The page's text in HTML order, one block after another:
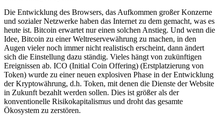
Die Entwicklung des Browsers, das Aufkommen großer Konzerne
und sozialer Netzwerke haben das Internet zu dem gemacht, was es
heute ist. Bitcoin erwartet nur einen solchen Anstieg. Und wenn die
Idee, Bitcoin zu einer Weltreservewährung zu machen, in den
Augen vieler noch immer nicht realistisch erscheint, dann ändert
sich die Einstellung dazu ständig. Vieles hängt von zukünftigen
Ereignissen ab. ICO (Initial Coin Offering) (Erstplatzierung von
Token) wurde zu einer neuen explosiven Phase in der Entwicklung
der Kryptowährung, d.h. Token, mit denen die Dienste der Website
in Zukunft bezahlt werden sollen. Dies ist größer als der
konventionelle Risikokapitalismus und droht das gesamte
Ökosystem zu zerstören.